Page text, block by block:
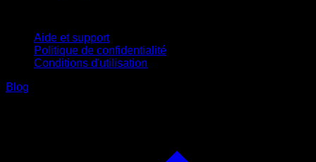
Aide et support
Politique de confidentialité
Conditions d'utilisation
Blog